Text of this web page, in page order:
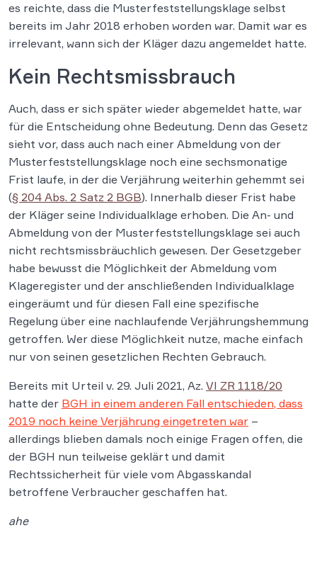
es reichte, dass die Musterfeststellungsklage selbst
bereits im Jahr 2018 erhoben worden war. Damit war es
irrelevant, wann sich der Kläger dazu angemeldet hatte.
Kein Rechtsmissbrauch
Auch, dass er sich später wieder abgemeldet hatte, war
für die Entscheidung ohne Bedeutung. Denn das Gesetz
sieht vor, dass auch nach einer Abmeldung von der
Musterfeststellungsklage noch eine sechsmonatige
Frist laufe, in der die Verjährung weiterhin gehemmt sei
(§ 204 Abs. 2 Satz 2 BGB). Innerhalb dieser Frist habe
der Kläger seine Individualklage erhoben. Die An- und
Abmeldung von der Musterfeststellungsklage sei auch
nicht rechtsmissbräuchlich gewesen. Der Gesetzgeber
habe bewusst die Möglichkeit der Abmeldung vom
Klageregister und der anschließenden Individualklage
eingeräumt und für diesen Fall eine spezifische
Regelung über eine nachlaufende Verjährungshemmung
getroffen. Wer diese Möglichkeit nutze, mache einfach
nur von seinen gesetzlichen Rechten Gebrauch.
Bereits mit Urteil v. 29. Juli 2021, Az. VI ZR 1118/20
hatte der BGH in einem anderen Fall entschieden, dass
2019 noch keine Verjährung eingetreten war –
allerdings blieben damals noch einige Fragen offen, die
der BGH nun teilweise geklärt und damit
Rechtssicherheit für viele vom Abgasskandal
betroffene Verbraucher geschaffen hat.
ahe